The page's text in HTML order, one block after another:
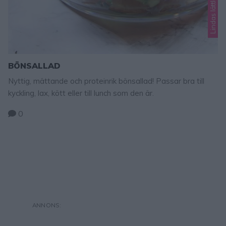
BÖNSALLAD
Nyttig, mättande och proteinrik bönsallad! Passar bra till
kyckling, lax, kött eller till lunch som den är.
0